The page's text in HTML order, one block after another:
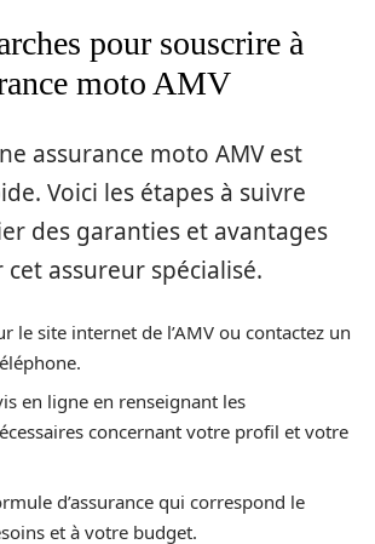
pour souscrire à
moto AMV
assurance moto AMV est
Voici les étapes à suivre
des garanties et avantages
assureur spécialisé.
le site internet de l’AMV ou contactez un
en ligne en renseignant les
concernant votre profil et votre
d’assurance qui correspond le
et à votre budget.